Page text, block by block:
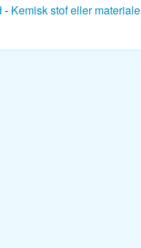
- Kemisk stof eller materiale